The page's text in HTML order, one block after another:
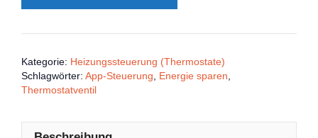
Kategorie: Heizungssteuerung (Thermostate)
Schlagwörter: App-Steuerung Energie sparen
Thermostatventil